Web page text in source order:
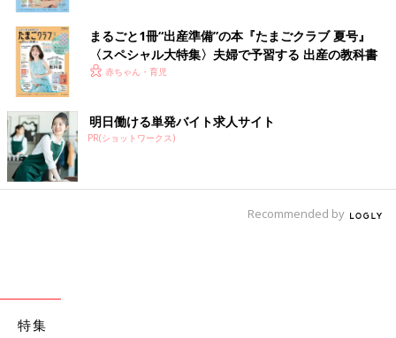
まるごと1冊“出産準備”の本『たまごクラブ 夏号』
〈スペシャル大特集〉夫婦で予習する 出産の教科書
赤ちゃん・育児
明日働ける単発バイト求人サイト
PR(ショットワークス)
Recommended by
特集